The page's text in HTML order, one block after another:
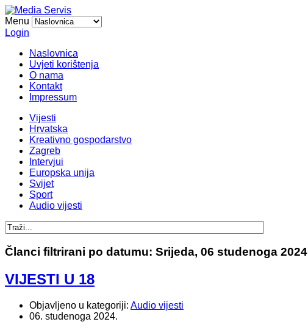
Menu
Login
Naslovnica
Uvjeti korištenja
O nama
Kontakt
Impressum
Vijesti
Hrvatska
Kreativno gospodarstvo
Zagreb
Intervjui
Europska unija
Svijet
Sport
Audio vijesti
Članci filtrirani po datumu: Srijeda, 06 studenoga 2024
VIJESTI U 18
Objavljeno u kategoriji: Audio vijesti
06. studenoga 2024.